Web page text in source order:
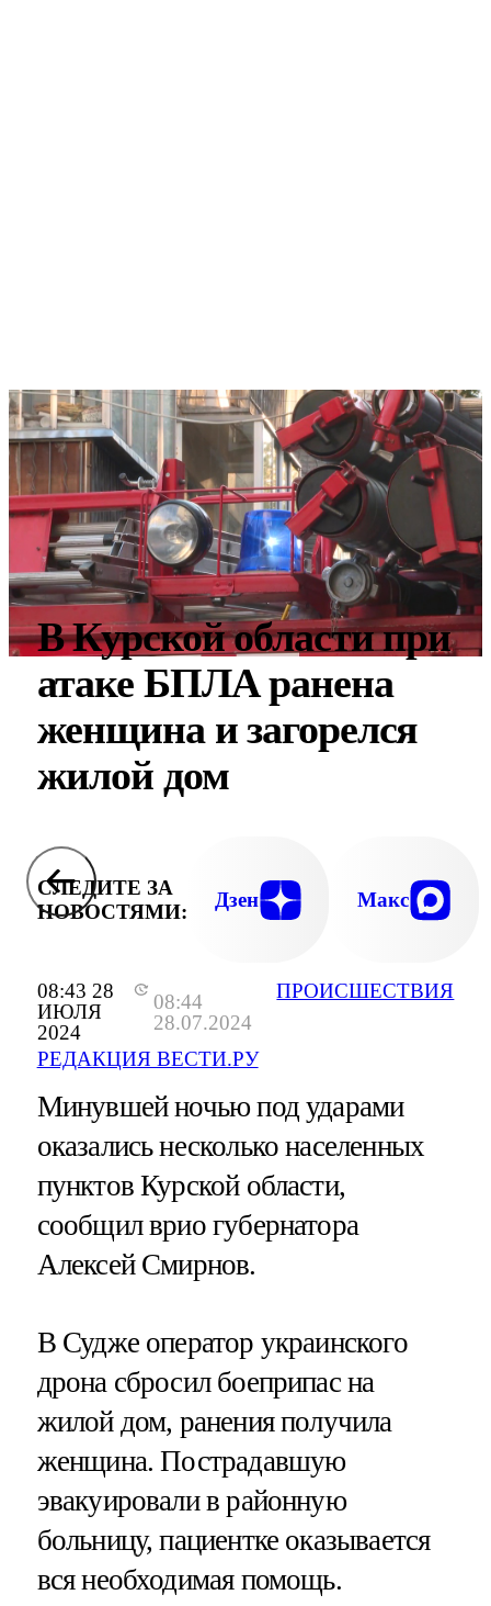
08:43 28
ИЮЛЯ
2024
08:44
28.07.2024
РЕДАКЦИЯ ВЕСТИ.РУ
ПРОИСШЕСТВИЯ
В Курской области при
атаке БПЛА ранена
женщина и загорелся
жилой дом
СЛЕДИТЕ ЗА
НОВОСТЯМИ:
Дзен Макс
Минувшей ночью под ударами
оказались несколько населенных
пунктов Курской области,
сообщил врио губернатора
Алексей Смирнов.
В Судже оператор украинского
дрона сбросил боеприпас на
жилой дом, ранения получила
женщина. Пострадавшую
эвакуировали в районную
больницу, пациентке оказывается
вся необходимая помощь.